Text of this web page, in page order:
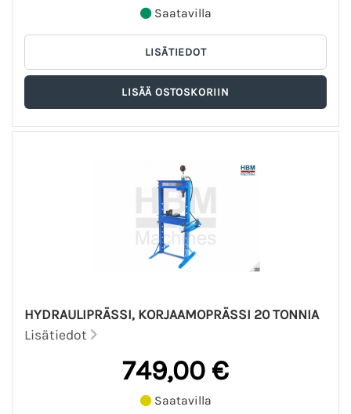
Saatavilla
HYDRAULIPRÄSSI, KORJAAMOPRÄSSI 20 TONNIA
Lisätiedot
749,00 €
Saatavilla